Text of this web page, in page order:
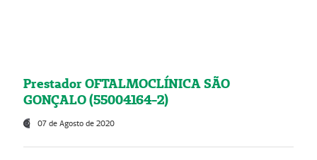
Prestador OFTALMOCLÍNICA SÃO
GONÇALO (55004164-2)
07 de Agosto de 2020